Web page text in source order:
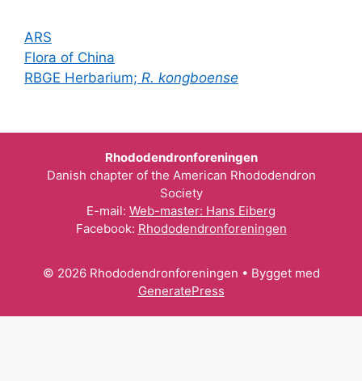
ARS
Flora of China
RBGE Herbarium; R. kongboense
Rhododendronforeningen
Danish chapter of the American Rhododendron
Society
E-mail: Web-master: Hans Eiberg
Facebook: Rhododendronforeningen
© 2026 Rhododendronforeningen • Bygget med
GeneratePress